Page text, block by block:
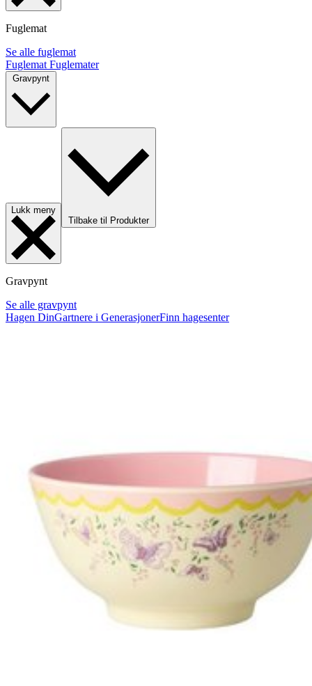
Fuglemat
Se alle fuglemat
Fuglemat Fuglemater
Lukk meny
Tilbake til Produkter
Gravpynt
Se alle gravpynt
Hagen DinGartnere i GenerasjonerFinn hagesenter